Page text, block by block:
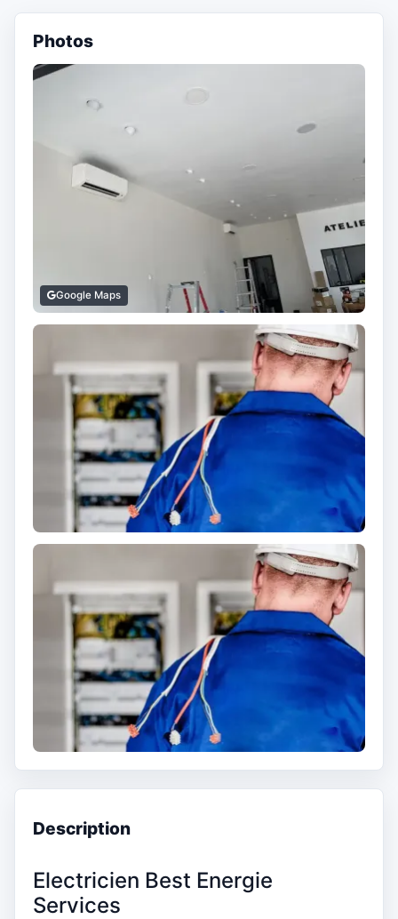
Photos
Google Maps
Description
Electricien Best Energie
Services